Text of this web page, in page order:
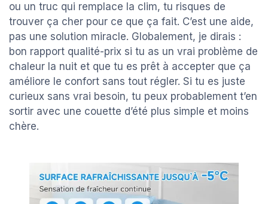
ou un truc qui remplace la clim, tu risques de
trouver ça cher pour ce que ça fait. C’est une aide,
pas une solution miracle. Globalement, je dirais :
bon rapport qualité-prix si tu as un vrai problème de
chaleur la nuit et que tu es prêt à accepter que ça
améliore le confort sans tout régler. Si tu es juste
curieux sans vrai besoin, tu peux probablement t’en
sortir avec une couette d’été plus simple et moins
chère.